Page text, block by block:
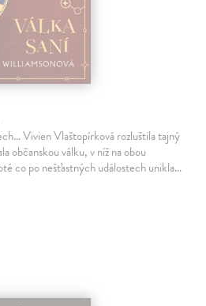
Vivien Vlaštopírková rozluštila tajný
občanskou válku, v níž na obou
co po nešťastných událostech unikla…